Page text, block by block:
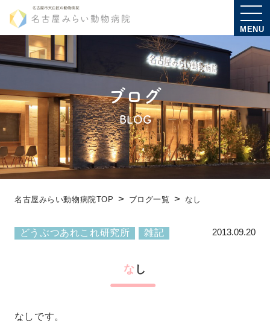
MENU
ブログ
BLOG
名古屋みらい動物病院TOP ブログ一覧 なし
どうぶつあれこれ研究所 雑記 2013.09.20
なし
なしです。